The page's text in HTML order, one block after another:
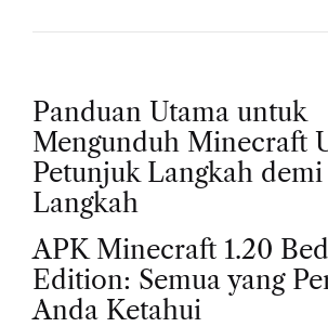
P
o
s
t
Panduan Utama untuk
Mengunduh Minecraft
Petunjuk Langkah demi
Langkah
APK Minecraft 1.20
Edition: Semua yang
Anda Ketahui